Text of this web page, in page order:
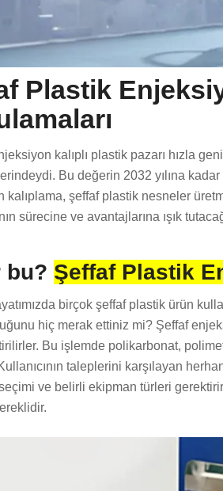
Plastik
kalıplı plastik pazarı hızla
Bu değerin 2032 yılına
kalıplama, şeffaf plastik nesneler
sürecine ve avantajlarına ışık
bu? Şeffaf Plastik
birçok şeffaf plastik ürün
hiç merak ettiniz mi? Şeffaf
Bu işlemde polikarbonat,
Kullanıcının taleplerini karşılayan
ve belirli ekipman türleri